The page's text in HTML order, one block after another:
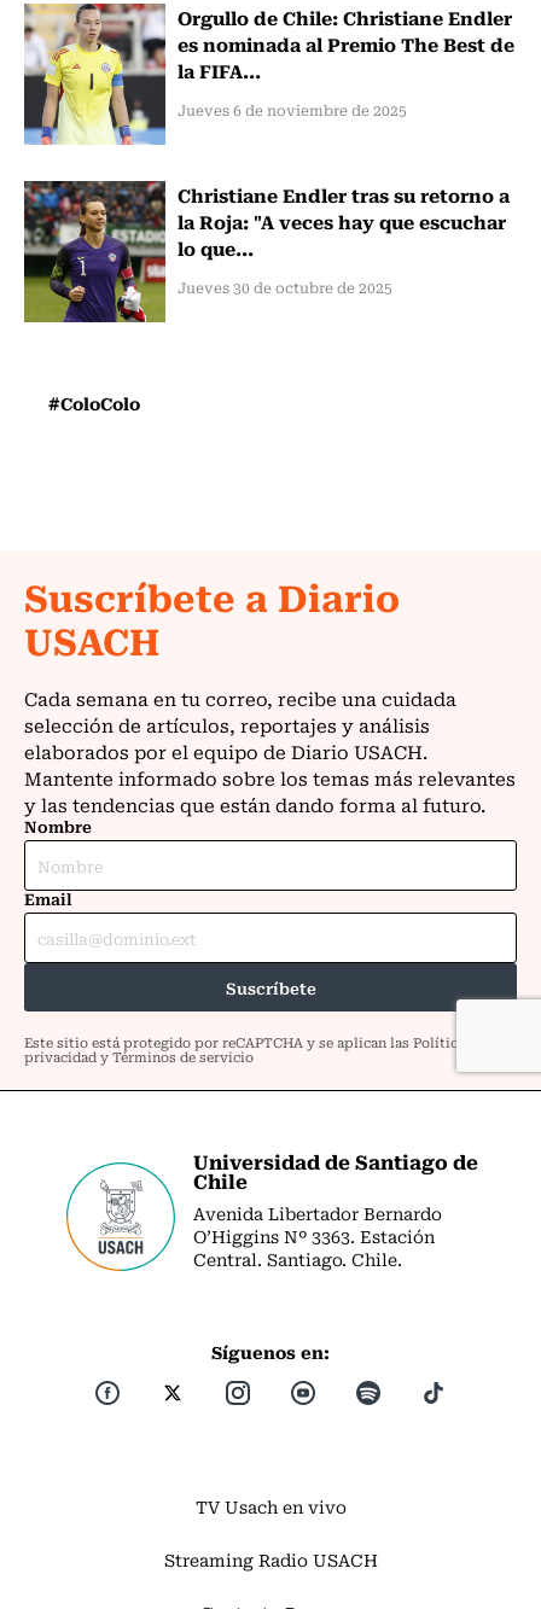
Orgullo de Chile: Christiane Endler
es nominada al Premio The Best de
la FIFA...
Jueves 6 de noviembre de 2025
Christiane Endler tras su retorno a
la Roja: "A veces hay que escuchar
lo que...
Jueves 30 de octubre de 2025
#ColoColo
Universidad de Santiago de
Chile
Avenida Libertador Bernardo
O’Higgins Nº 3363. Estación
Central. Santiago. Chile.
Síguenos en:
TV Usach en vivo
Streaming Radio USACH